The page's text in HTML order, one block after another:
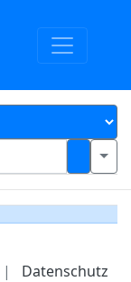
| Datenschutz